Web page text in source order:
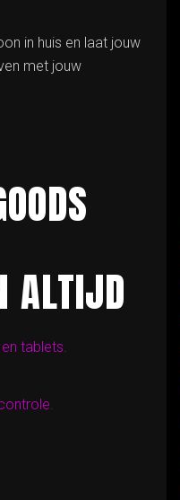
in huis en laat jouw
met jouw
ALTIJD
tablets.